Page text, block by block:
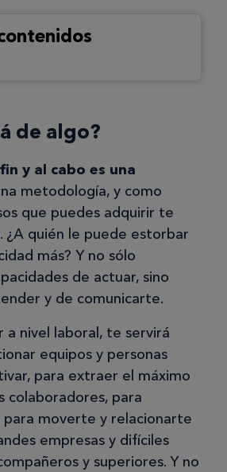
de algo?
y al cabo es una
metodología, y como
que puedes adquirir te
¿A quién le puede estorbar
más? Y no sólo
de actuar, sino
y de comunicarte.
a nivel laboral, te servirá
equipos y personas
para extraer el máximo
colaboradores, para
para moverte y relacionarte
empresas y difíciles
y superiores. Y no